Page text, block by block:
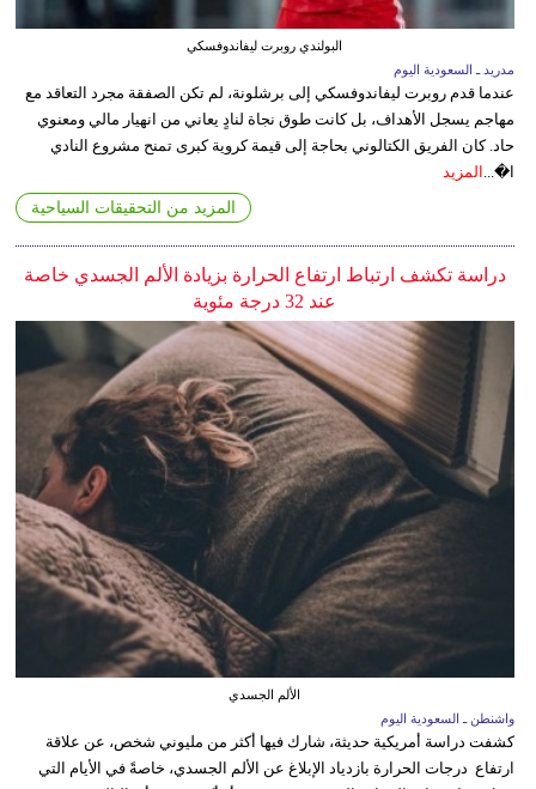
البولندي روبرت ليفاندوفسكي
مدريد ـ السعودية اليوم
عندما قدم روبرت ليفاندوفسكي إلى برشلونة، لم تكن الصفقة مجرد التعاقد مع
مهاجم يسجل الأهداف، بل كانت طوق نجاة لنادٍ يعاني من انهيار مالي ومعنوي
حاد. كان الفريق الكتالوني بحاجة إلى قيمة كروية كبرى تمنح مشروع النادي
ا�... المزيد
المزيد من التحقيقات السياحية
دراسة تكشف ارتباط ارتفاع الحرارة بزيادة الألم الجسدي خاصة
عند 32 درجة مئوية
الألم الجسدي
واشنطن ـ السعودية اليوم
كشفت دراسة أمريكية حديثة، شارك فيها أكثر من مليوني شخص، عن علاقة
ارتفاع درجات الحرارة بازدياد الإبلاغ عن الألم الجسدي، خاصةً في الأيام التي